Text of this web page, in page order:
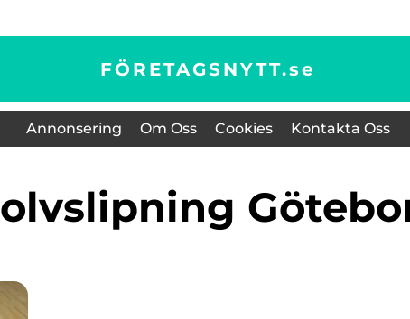
FÖRETAGSNYTT.se
Annonsering Om Oss Cookies Kontakta Oss
golvslipning